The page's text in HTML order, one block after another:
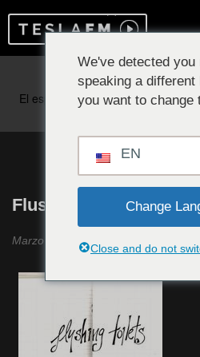
Flushing Toilets #12
Marzo 2020
We've detected you
speaking a different
you want to change
EN
Change
Close and do not